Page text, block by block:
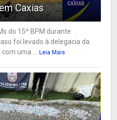
Caxias
do 15º BPM durante
foi levado à delegacia da
uma ...
Leia Mais